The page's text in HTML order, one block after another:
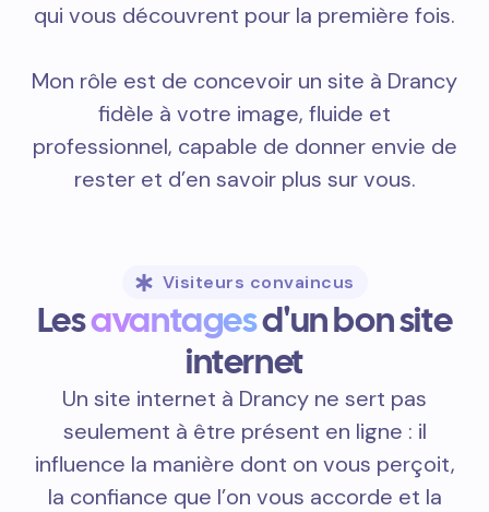
qui vous découvrent pour la première fois.
Mon rôle est de concevoir un site à Drancy
fidèle à votre image, fluide et
professionnel, capable de donner envie de
rester et d’en savoir plus sur vous.
Visiteurs convaincus
Lesavantagesd'un bon site
internet
Un site internet à Drancy ne sert pas
seulement à être présent en ligne : il
influence la manière dont on vous perçoit,
la confiance que l’on vous accorde et la